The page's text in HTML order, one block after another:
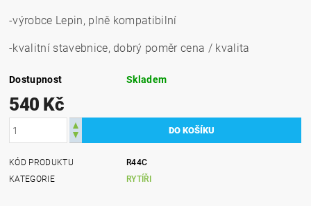
-výrobce Lepin, plně kompatibilní
-kvalitní stavebnice, dobrý poměr cena / kvalita
Dostupnost Skladem
540 Kč
KÓD PRODUKTU
R44C
KATEGORIE
RYTÍŘI